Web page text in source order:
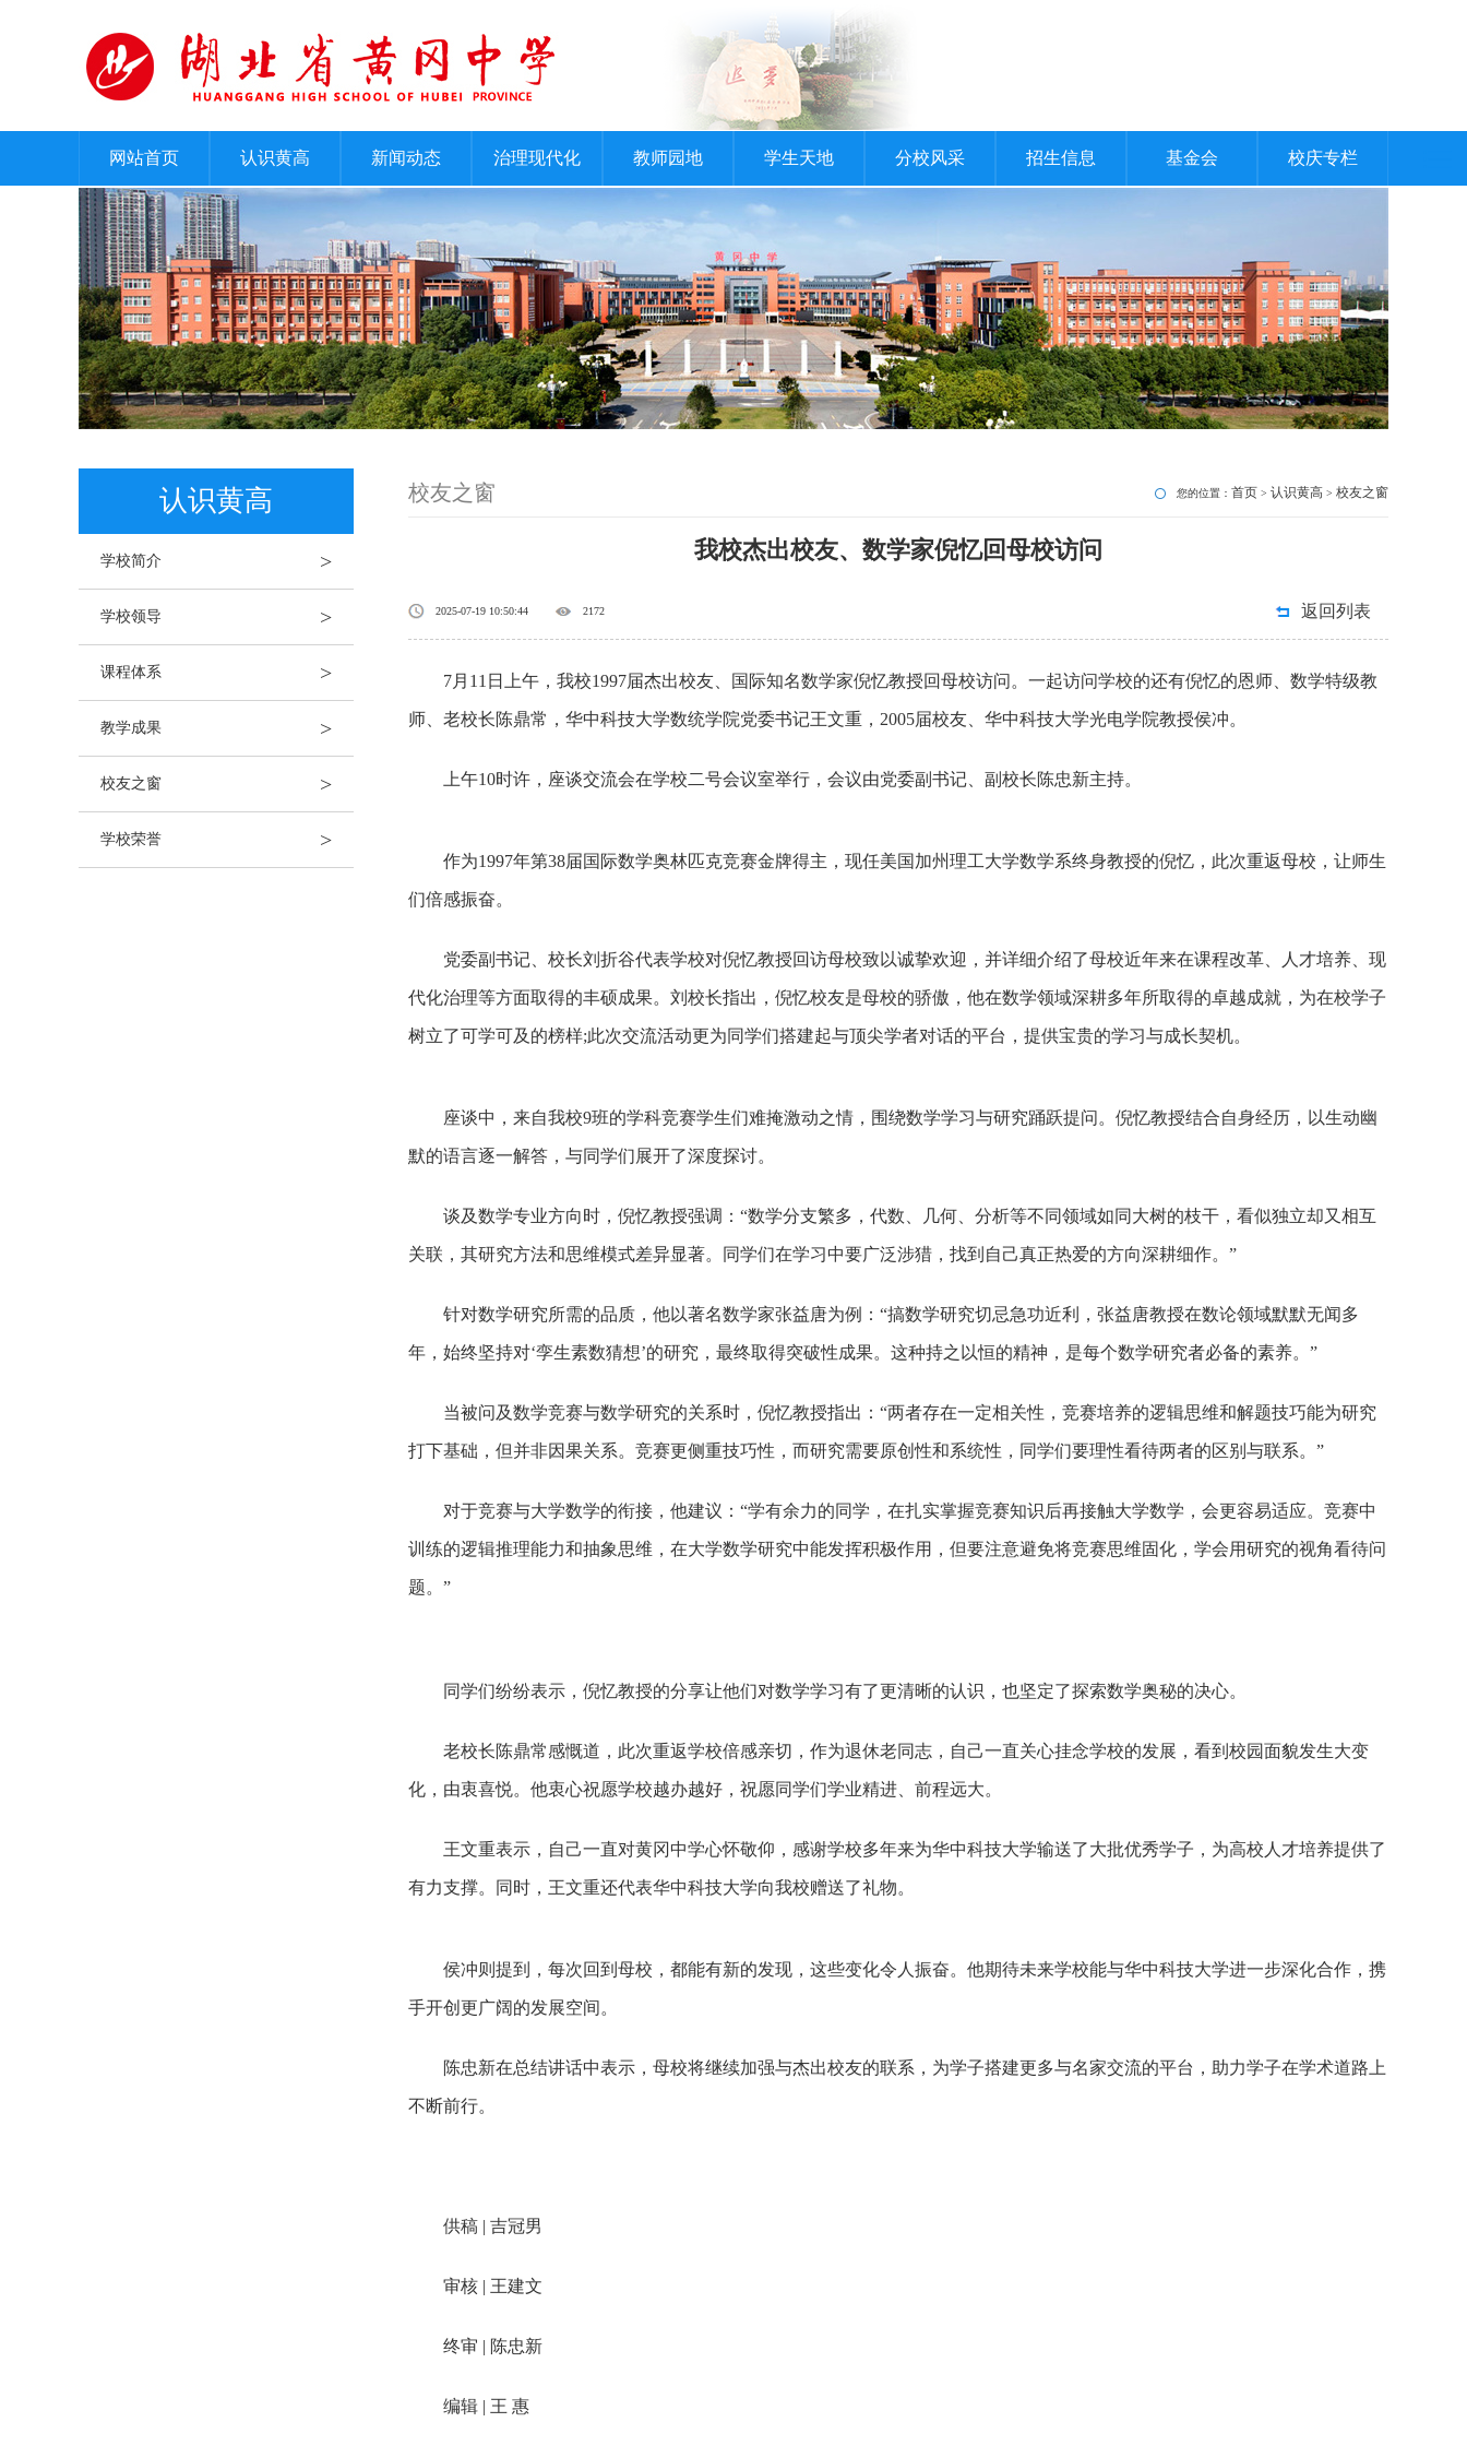
网站首页 认识黄高 新闻动态 治理现代化 教师园地 学生天地 分校风采 招生信息 基金会 校庆专栏
认识黄高
学校简介 >
学校领导 >
课程体系 >
教学成果 >
校友之窗 >
学校荣誉 >
校友之窗 您的位置： 首页 > 认识黄高 > 校友之窗
我校杰出校友、数学家倪忆回母校访问
2025-07-19 10:50:44 2172 返回列表
7月11日上午，我校1997届杰出校友、国际知名数学家倪忆教授回母校访问。一起访问学校的还有倪忆的恩师、数学特级教
师、老校长陈鼎常，华中科技大学数统学院党委书记王文重，2005届校友、华中科技大学光电学院教授侯冲。
上午10时许，座谈交流会在学校二号会议室举行，会议由党委副书记、副校长陈忠新主持。
作为1997年第38届国际数学奥林匹克竞赛金牌得主，现任美国加州理工大学数学系终身教授的倪忆，此次重返母校，让师生
们倍感振奋。
党委副书记、校长刘折谷代表学校对倪忆教授回访母校致以诚挚欢迎，并详细介绍了母校近年来在课程改革、人才培养、现
代化治理等方面取得的丰硕成果。刘校长指出，倪忆校友是母校的骄傲，他在数学领域深耕多年所取得的卓越成就，为在校学子
树立了可学可及的榜样;此次交流活动更为同学们搭建起与顶尖学者对话的平台，提供宝贵的学习与成长契机。
座谈中，来自我校9班的学科竞赛学生们难掩激动之情，围绕数学学习与研究踊跃提问。倪忆教授结合自身经历，以生动幽
默的语言逐一解答，与同学们展开了深度探讨。
谈及数学专业方向时，倪忆教授强调：“数学分支繁多，代数、几何、分析等不同领域如同大树的枝干，看似独立却又相互
关联，其研究方法和思维模式差异显著。同学们在学习中要广泛涉猎，找到自己真正热爱的方向深耕细作。”
针对数学研究所需的品质，他以著名数学家张益唐为例：“搞数学研究切忌急功近利，张益唐教授在数论领域默默无闻多
年，始终坚持对‘孪生素数猜想’的研究，最终取得突破性成果。这种持之以恒的精神，是每个数学研究者必备的素养。”
当被问及数学竞赛与数学研究的关系时，倪忆教授指出：“两者存在一定相关性，竞赛培养的逻辑思维和解题技巧能为研究
打下基础，但并非因果关系。竞赛更侧重技巧性，而研究需要原创性和系统性，同学们要理性看待两者的区别与联系。”
对于竞赛与大学数学的衔接，他建议：“学有余力的同学，在扎实掌握竞赛知识后再接触大学数学，会更容易适应。竞赛中
训练的逻辑推理能力和抽象思维，在大学数学研究中能发挥积极作用，但要注意避免将竞赛思维固化，学会用研究的视角看待问
题。”
同学们纷纷表示，倪忆教授的分享让他们对数学学习有了更清晰的认识，也坚定了探索数学奥秘的决心。
老校长陈鼎常感慨道，此次重返学校倍感亲切，作为退休老同志，自己一直关心挂念学校的发展，看到校园面貌发生大变
化，由衷喜悦。他衷心祝愿学校越办越好，祝愿同学们学业精进、前程远大。
王文重表示，自己一直对黄冈中学心怀敬仰，感谢学校多年来为华中科技大学输送了大批优秀学子，为高校人才培养提供了
有力支撑。同时，王文重还代表华中科技大学向我校赠送了礼物。
侯冲则提到，每次回到母校，都能有新的发现，这些变化令人振奋。他期待未来学校能与华中科技大学进一步深化合作，携
手开创更广阔的发展空间。
陈忠新在总结讲话中表示，母校将继续加强与杰出校友的联系，为学子搭建更多与名家交流的平台，助力学子在学术道路上
不断前行。
供稿 | 吉冠男
审核 | 王建文
终审 | 陈忠新
编辑 | 王 惠